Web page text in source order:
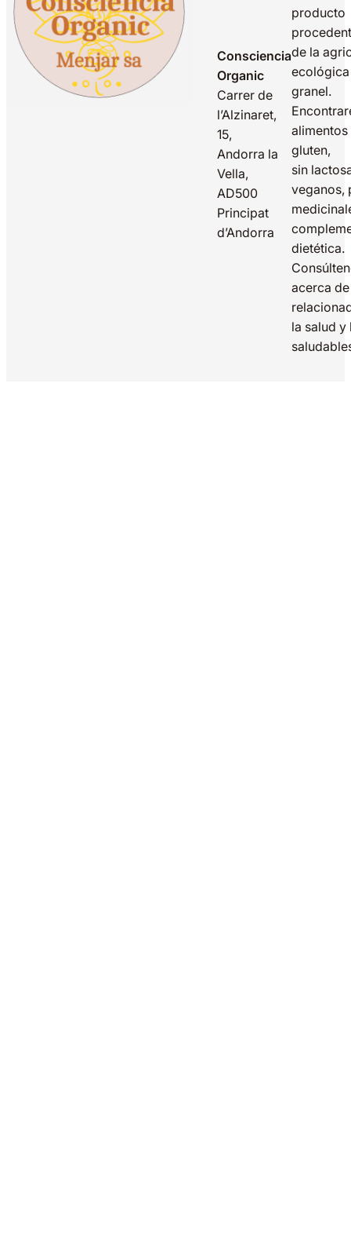
Consciencia
Organic
Carrer de
l’Alzinaret,
15,
Andorra la
Vella,
AD500
Principat
d’Andorra
producto
de la
granel.
alimentos
gluten,
sin
veganos,
dietética.
acerca
la salud y